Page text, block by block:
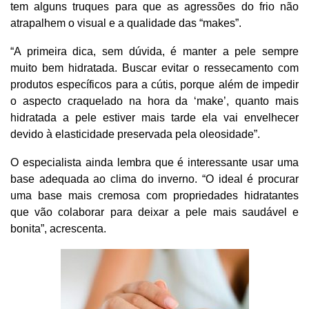
tem alguns truques para que as agressões do frio não
atrapalhem o visual e a qualidade das “makes”.
“A primeira dica, sem dúvida, é manter a pele sempre
muito bem hidratada. Buscar evitar o ressecamento com
produtos específicos para a cútis, porque além de impedir
o aspecto craquelado na hora da ‘make’, quanto mais
hidratada a pele estiver mais tarde ela vai envelhecer
devido à elasticidade preservada pela oleosidade”.
O especialista ainda lembra que é interessante usar uma
base adequada ao clima do inverno. “O ideal é procurar
uma base mais cremosa com propriedades hidratantes
que vão colaborar para deixar a pele mais saudável e
bonita”, acrescenta.